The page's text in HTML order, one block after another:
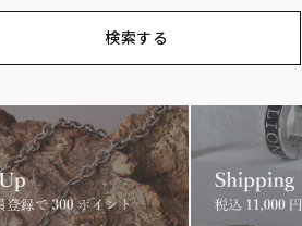
ライオン
検索する